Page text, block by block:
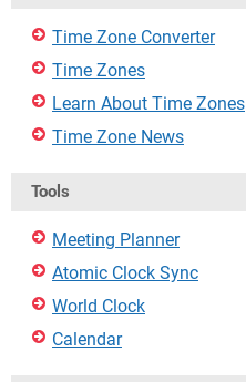
Time Zone Converter
Time Zones
Learn About Time Zones
Time Zone News
Tools
Meeting Planner
Atomic Clock Sync
World Clock
Calendar